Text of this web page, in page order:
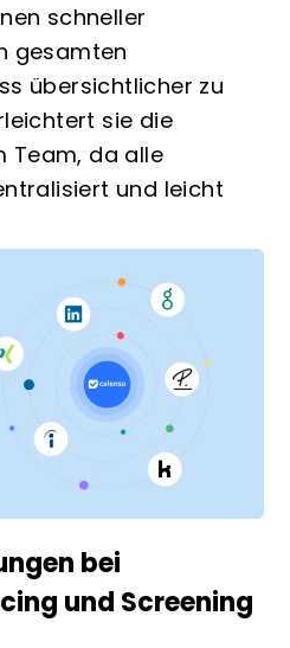
schneller
gesamten
übersichtlicher zu
sie die
Team, da alle
und leicht
bei
und Screening